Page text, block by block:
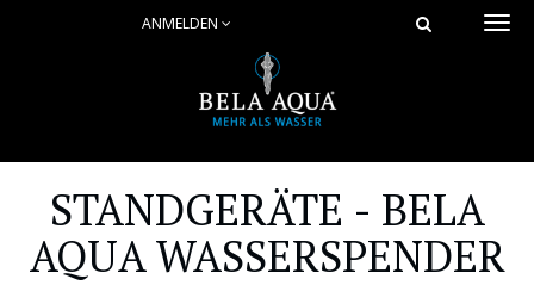
ANMELDEN
STANDGERÄTE - BELA
AQUA WASSERSPENDER